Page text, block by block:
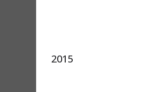
2015